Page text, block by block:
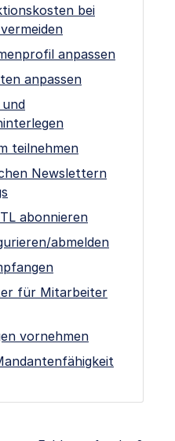
bei
anpassen
anpassen
teilnehmen
Newslettern
abonnieren
abmelden
für Mitarbeiter
vornehmen